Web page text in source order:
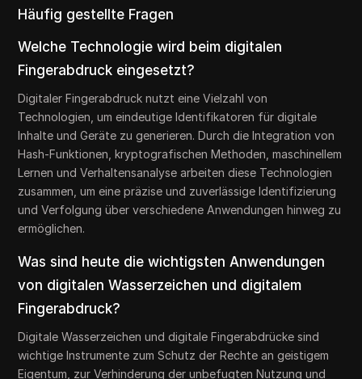
Häufig gestellte Fragen
Welche Technologie wird beim digitalen
Fingerabdruck eingesetzt?
Digitaler Fingerabdruck nutzt eine Vielzahl von
Technologien, um eindeutige Identifikatoren für digitale
Inhalte und Geräte zu generieren. Durch die Integration von
Hash-Funktionen, kryptografischen Methoden, maschinellem
Lernen und Verhaltensanalyse arbeiten diese Technologien
zusammen, um eine präzise und zuverlässige Identifizierung
und Verfolgung über verschiedene Anwendungen hinweg zu
ermöglichen.
Was sind heute die wichtigsten Anwendungen
von digitalen Wasserzeichen und digitalem
Fingerabdruck?
Digitale Wasserzeichen und digitale Fingerabdrücke sind
wichtige Instrumente zum Schutz der Rechte an geistigem
Eigentum, zur Verhinderung der unbefugten Nutzung und